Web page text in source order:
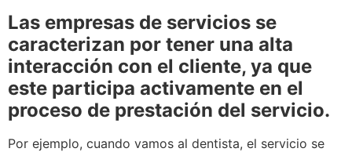
Las empresas de servicios se
caracterizan por tener una alta
interacción con el cliente, ya que
este participa activamente en el
proceso de prestación del servicio.
Por ejemplo, cuando vamos al dentista, el servicio se